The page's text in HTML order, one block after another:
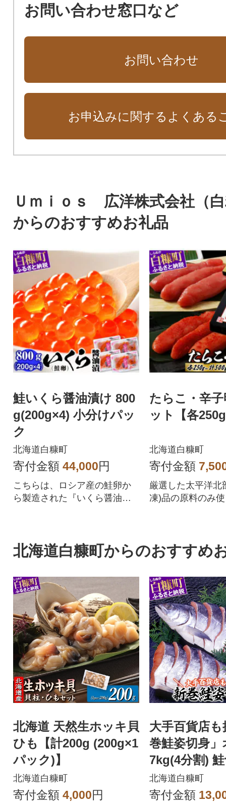
お問い合わせ窓口など
お問い合わせ
お申込みに関するよくある
Ｕｍｉｏｓ 広洋株式会社（
からのおすすめお礼品
鮭いくら醤油漬け 800
g(200g×4) 小分けパッ
ク
北海道白糠町
寄付金額 44,000円
こちらは、ロシア産の鮭卵か
ら製造された『いくら醤油
たらこ・辛
ット【各
北海道白糠町
寄付金額
厳選した太平洋北
凍)品の原料のみ
北海道白糠町からのおすすめ
北海道 天然生ホッキ貝
ひも【計200g (200g×1
パック)】
北海道白糠町
寄付金額 4,000円
大手百貨店
巻鮭姿切身
7kg(4分割)
北海道白糠町
寄付金額